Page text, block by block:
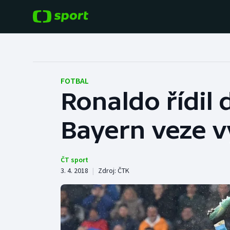
Hokej
Tenis
Cyklistika
Baseball a softbal
Basketbal
Boby a skeleton
Box
FOTBAL
Ronaldo řídil
Bayern veze
ČT sport
3. 4. 2018 | Zdroj: ČTK